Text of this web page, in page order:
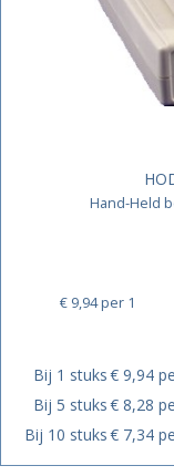
Hand-Held
€ 9,94per 1
Bij 1 stuks€ 9,94
Bij 5 stuks€ 8,28
Bij 10 stuks€ 7,34